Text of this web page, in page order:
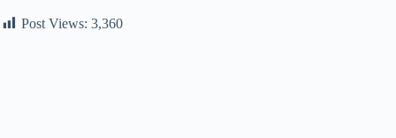
Post Views: 3,360